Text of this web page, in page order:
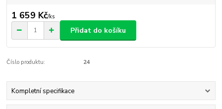
1 659 Kč/ks
Přidat do košíku
Číslo produktu: 24
Kompletní specifikace